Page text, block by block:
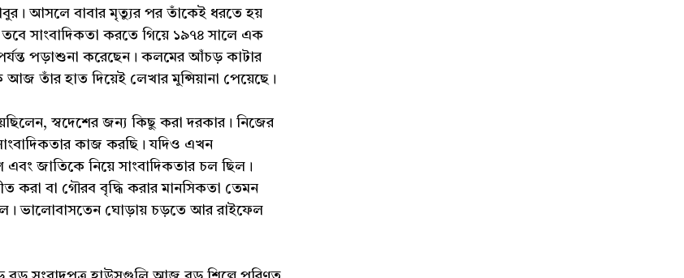
আসলে বাবার মৃত্যুর পর তাঁকেই ধরতে হয়
তবে সাংবাদিকতা করতে গিয়ে ১৯৭৪ সালে এক
পড়াশুনা করেছেন। কলমের আঁচড় কাটার
তাঁর হাত দিয়েই লেখার মুন্সিয়ানা পেয়েছে।
স্বদেশের জন্য কিছু করা দরকার। নিজের
কাজ করছি। যদিও এখন
এবং জাতিকে নিয়ে সাংবাদিকতার চল ছিল।
করা বা গৌরব বৃদ্ধি করার মানসিকতা তেমন
ভালোবাসতেন ঘোড়ায় চড়তে আর রাইফেল